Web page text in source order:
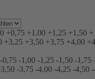
+0,75 +1,00 +1,25 +1,50
+3,25 +3,50 +3,75 +4,00
-0,75 -1,00 -1,25 -1,50 -1,75
-3,75 -4,00 -4,25 -4,50